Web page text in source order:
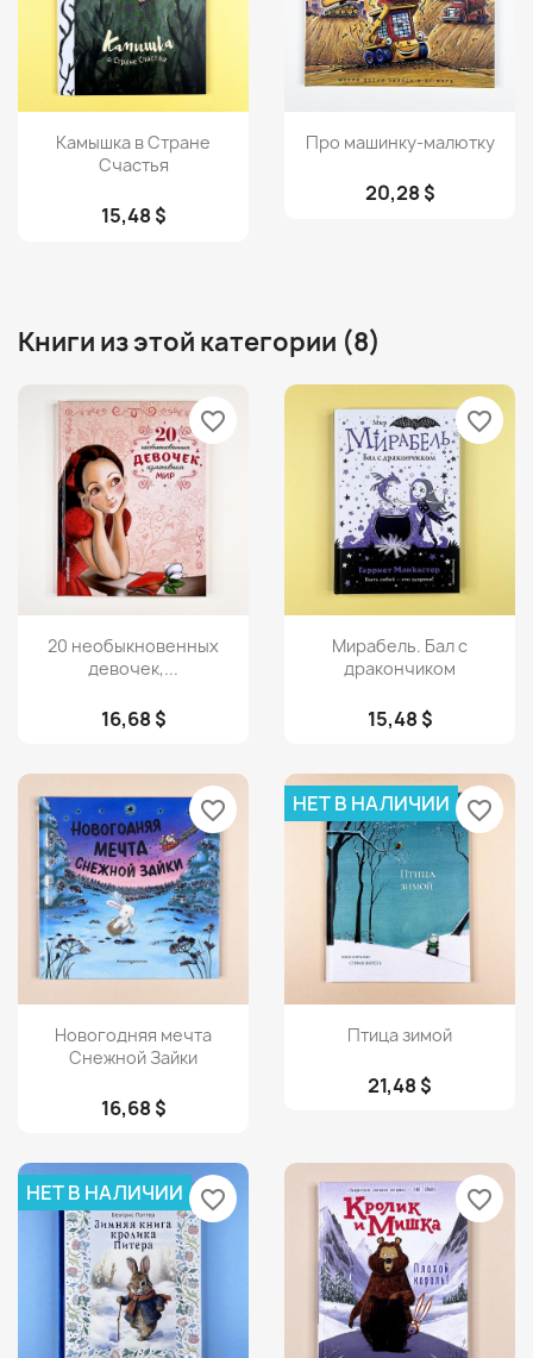
Просмотр
Камышка в Стране
Счастья
15,48 $
Просмотр
Про машинку-малютку
20,28 $
Книги из этой категории (8)
Просмотр
20 необыкновенных
девочек,...
16,68 $
favorite_border
Просмотр
Мирабель. Бал с
дракончиком
15,48 $
favorite_border
Просмотр
Новогодняя мечта
Снежной Зайки
16,68 $
favorite_border
Просмотр
Птица зимой
21,48 $
НЕТ В НАЛИЧИИ favorite_border
НЕТ В НАЛИЧИИ favorite_border favorite_border